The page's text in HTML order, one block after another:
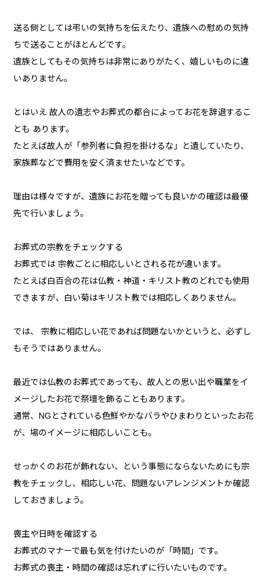
送る側としては弔いの気持ちを伝えたり、遺族への慰めの気持
ちで送ることがほとんどです。
遺族としてもその気持ちは非常にありがたく、嬉しいものに違
いありません。
とはいえ 故人の遺志やお葬式の都合によってお花を辞退するこ
とも あります。
たとえば故人が「参列者に負担を掛けるな」と遺していたり、
家族葬などで費用を安く済ませたいなどです。
理由は様々ですが、遺族にお花を贈っても良いかの確認は最優
先で行いましょう。
お葬式の宗教をチェックする
お葬式では 宗教ごとに相応しいとされる花が違います。
たとえば白百合の花は仏教・神道・キリスト教のどれでも使用
できますが、白い菊はキリスト教では相応しくありません。
では、 宗教に相応しい花であれば問題ないかというと、必ずし
もそうではありません。
最近では仏教のお葬式であっても、故人との思い出や職業をイ
メージしたお花で祭壇を飾ることもあります。
通常、NGとされている色鮮やかなバラやひまわりといったお花
が、場のイメージに相応しいことも。
せっかくのお花が飾れない、という事態にならないためにも宗
教をチェックし、相応しい花、問題ないアレンジメントか確認
しておきましょう。
喪主や日時を確認する
お葬式のマナーで最も気を付けたいのが「時間」です。
お葬式の喪主・時間の確認は忘れずに行いたいものです。